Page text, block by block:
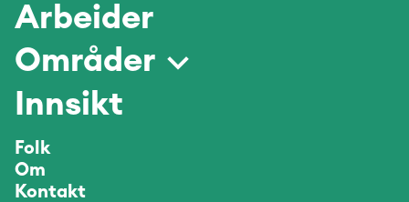
Folk
Om
Kontakt
Områder
Arbeider
Innsikt